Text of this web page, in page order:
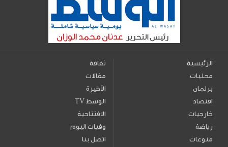
الرئيسية
محليات
برلمان
اقتصاد
خارجيات
رياضة
منوعات
ثقافة
مقالات
الأخيرة
TV الوسط
الافتتاحية
وفيات اليوم
اتصل بنا